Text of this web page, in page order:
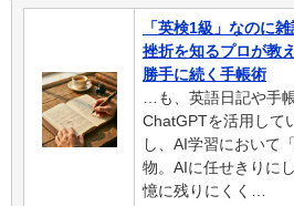
「英検1級」なのに
挫折を知るプロが教
勝手に続く手帳術
…も、英語日記や手
ChatGPTを活用して
し、AI学習において
物。AIに任せきりに
憶に残りにくく…